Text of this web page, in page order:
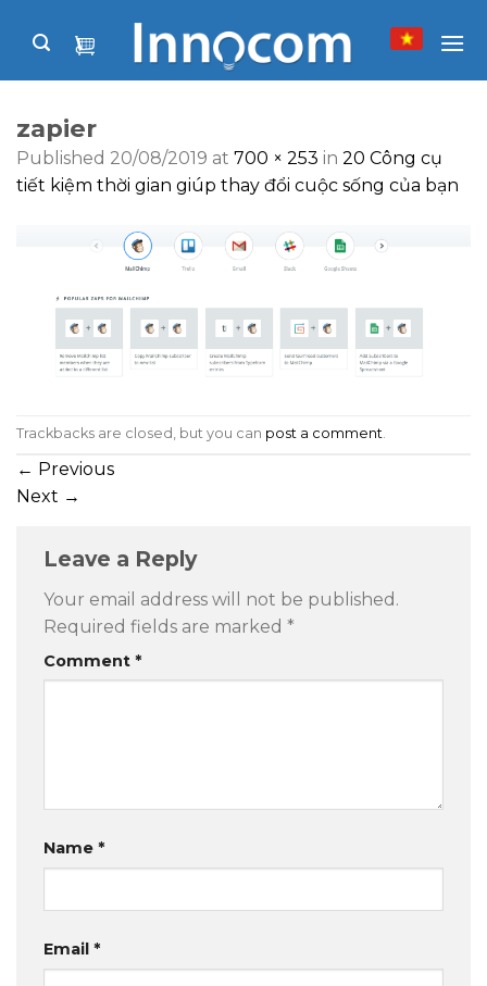
zapier
Published 20/08/2019 at 700 × 253 in 20 Công cụ
tiết kiệm thời gian giúp thay đổi cuộc sống của bạn
Trackbacks are closed, but you can post a comment.
← Previous
Next →
Leave a Reply
Your email address will not be published.
Required fields are marked *
Comment *
Name *
Email *